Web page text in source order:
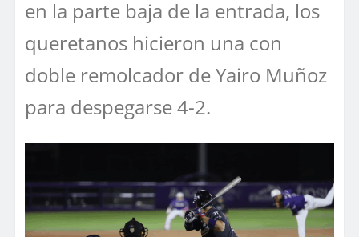
en la parte baja de la entrada, los
queretanos hicieron una con
doble remolcador de Yairo Muñoz
para despegarse 4-2.